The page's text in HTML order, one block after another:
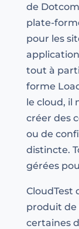
de
plate-
pour les
tout à
forme
le cloud, il
créer des
ou de
distincte.
gérées
CloudTest
produit de
certaines